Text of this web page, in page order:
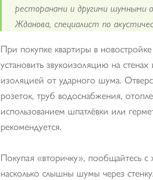
ресторанами и другими
Жданова, специалист по
При покупке квартиры в
установить звукоизоляцию на
изоляцией от ударного шума.
розеток, труб водоснабжения,
использованием шпатлёвки или
рекомендуется.
Покупая «вторичку», пообщайтесь
насколько слышны шумы через